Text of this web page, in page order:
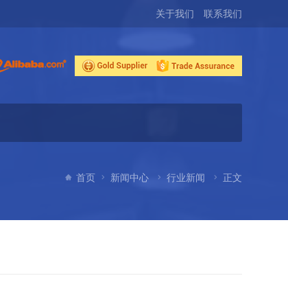
关于我们 联系我们
首页 新闻中心 行业新闻 正文